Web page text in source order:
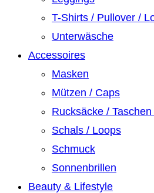
T-Shirts / Pullover /
Unterwäsche
Accessoires
Masken
Mützen / Caps
Rucksäcke /
Schals / Loops
Schmuck
Sonnenbrillen
Beauty & Lifestyle